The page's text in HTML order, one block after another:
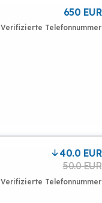
650 EUR
Verifizierte Telefonnummer
40.0 EUR
50.0 EUR
Verifizierte Telefonnummer